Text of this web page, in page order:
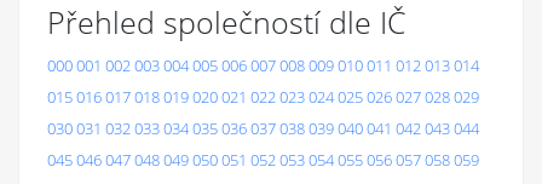
Přehled společností dle IČ
000001 002003004005006007008009010011 012013014
015016017018019020021 022023024025026027028029
030031 032033034035036037038039040041 042043044
045046047048049050051 052053054055056057058059